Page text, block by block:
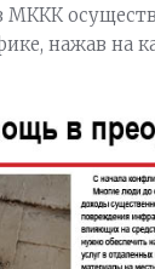
МККК
нажав на